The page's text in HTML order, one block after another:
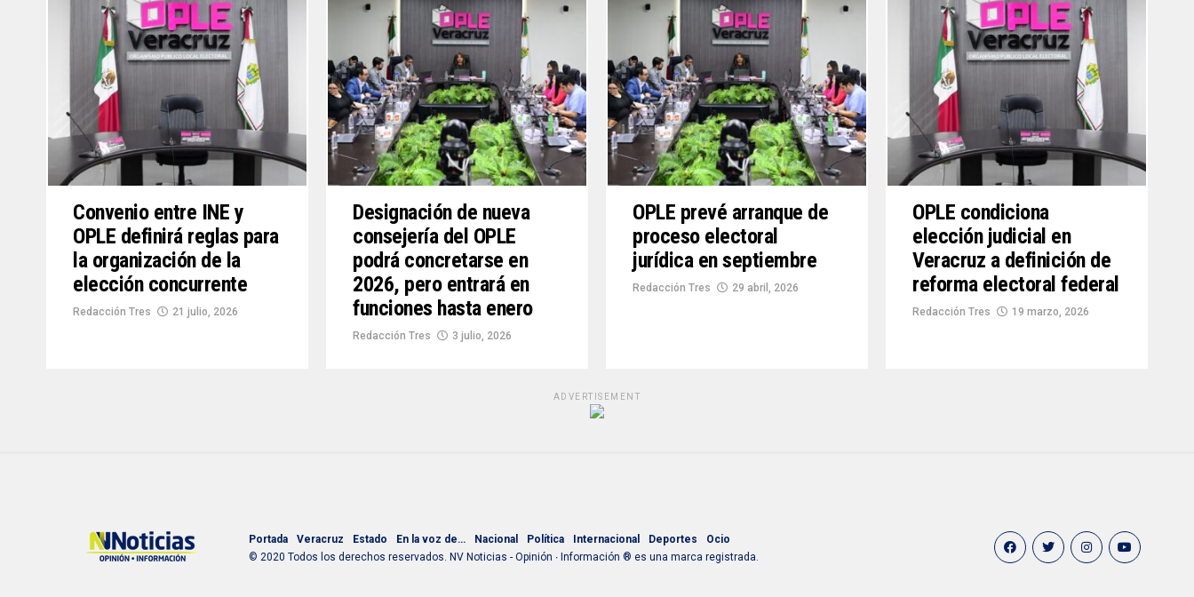
Convenio entre INE y
OPLE definirá reglas para
la organización de la
elección concurrente
Redacción Tres 21 julio, 2026
Designación de nueva
consejería del OPLE
podrá concretarse en
2026, pero entrará en
funciones hasta enero
Redacción Tres 3 julio, 2026
OPLE prevé arranque de
proceso electoral
jurídica en septiembre
Redacción Tres 29 abril, 2026
OPLE condiciona
elección judicial en
Veracruz a definición de
reforma electoral federal
Redacción Tres 19 marzo, 2026
ADVERTISEMENT
Portada Veracruz Estado En la voz de… Nacional Política Internacional Deportes
Ocio
© 2020 Todos los derechos reservados. NV Noticias - Opinión ∙ Información ® es una marca registrada.